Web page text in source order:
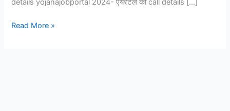
details yojanajobportal 2024- एयरटेल का call details […]
Airtel
Read More »